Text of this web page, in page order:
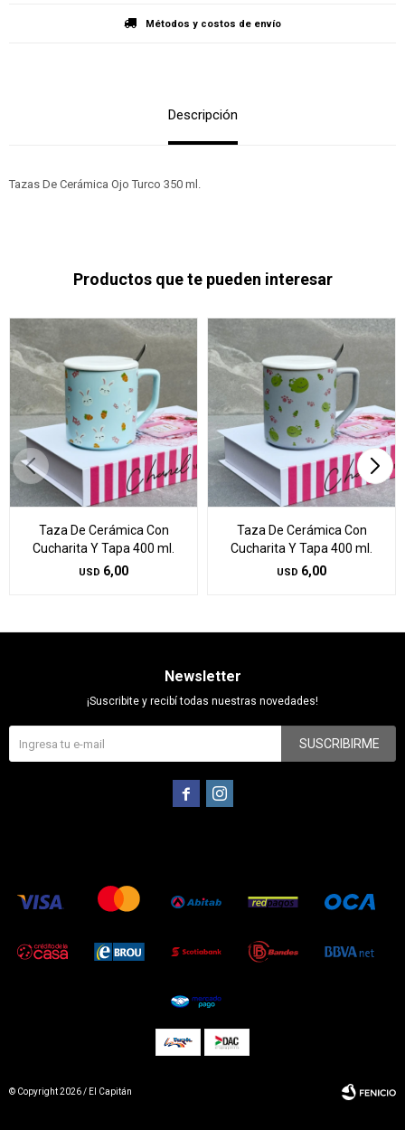
Métodos y costos de envío
Descripción
Tazas De Cerámica Ojo Turco 350 ml.
Productos que te pueden interesar
Taza De Cerámica Con
Cucharita Y Tapa 400 ml.
USD 6,00
Taza De Cerámica Con
Cucharita Y Tapa 400 ml.
USD 6,00
Newsletter
¡Suscribite y recibí todas nuestras novedades!
SUSCRIBIRME
 
© Copyright 2026 / El Capitán